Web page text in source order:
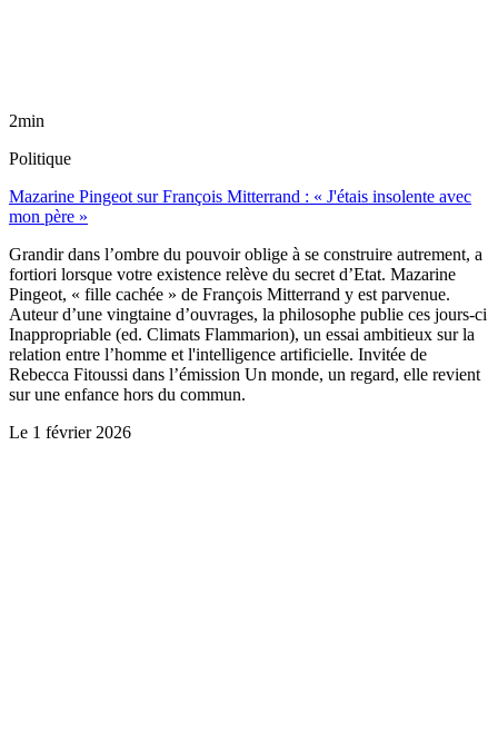
2min
Politique
Mazarine Pingeot sur François Mitterrand : « J'étais insolente avec
mon père »
Grandir dans l’ombre du pouvoir oblige à se construire autrement, a
fortiori lorsque votre existence relève du secret d’Etat. Mazarine
Pingeot, « fille cachée » de François Mitterrand y est parvenue.
Auteur d’une vingtaine d’ouvrages, la philosophe publie ces jours-ci
Inappropriable (ed. Climats Flammarion), un essai ambitieux sur la
relation entre l’homme et l'intelligence artificielle. Invitée de
Rebecca Fitoussi dans l’émission Un monde, un regard, elle revient
sur une enfance hors du commun.
Le 1 février 2026